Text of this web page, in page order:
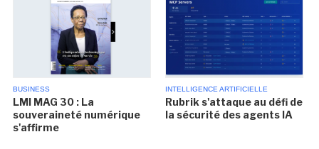
BUSINESS
LMI MAG 30 : La
souveraineté numérique
s'affirme
INTELLIGENCE ARTIFICIELLE
Rubrik s'attaque au défi de
la sécurité des agents IA